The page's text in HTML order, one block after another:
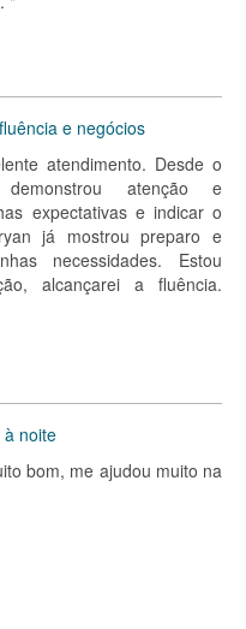
e negócios
atendimento. Desde o
atenção e
expectativas e indicar o
já mostrou preparo e
necessidades. Estou
alcançarei a fluência.
noite
bom, me ajudou muito na